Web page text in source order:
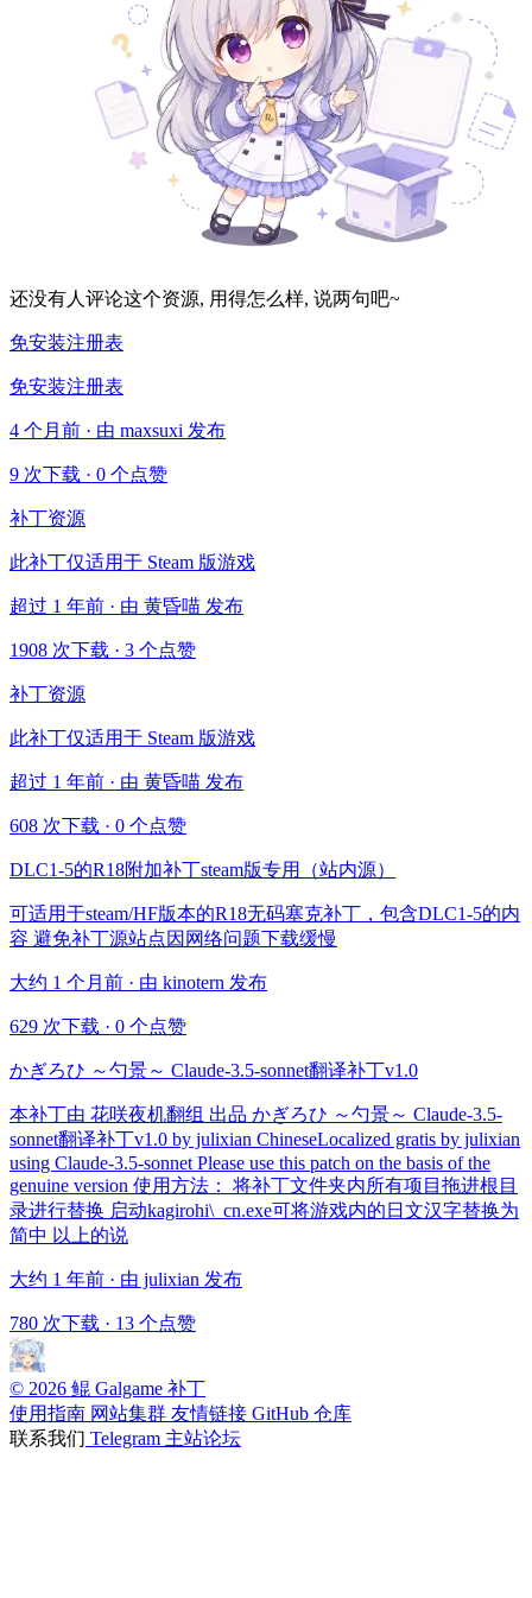
还没有人评论这个资源, 用得怎么样, 说两句吧~
免安装注册表
免安装注册表
4 个月前 · 由 maxsuxi 发布
9 次下载 · 0 个点赞
补丁资源
此补丁仅适用于 Steam 版游戏
超过 1 年前 · 由 黄昏喵 发布
1908 次下载 · 3 个点赞
补丁资源
此补丁仅适用于 Steam 版游戏
超过 1 年前 · 由 黄昏喵 发布
608 次下载 · 0 个点赞
DLC1-5的R18附加补丁steam版专用（站内源）
可适用于steam/HF版本的R18无码塞克补丁，包含DLC1-5的内
容 避免补丁源站点因网络问题下载缓慢
大约 1 个月前 · 由 kinotern 发布
629 次下载 · 0 个点赞
かぎろひ ～勺景～ Claude-3.5-sonnet翻译补丁v1.0
本补丁由 花咲夜机翻组 出品 かぎろひ ～勺景～ Claude-3.5-
sonnet翻译补丁v1.0 by julixian ChineseLocalized gratis by julixian
using Claude-3.5-sonnet Please use this patch on the basis of the
genuine version 使用方法： 将补丁文件夹内所有项目拖进根目
录进行替换 启动kagirohi\_cn.exe可将游戏内的日文汉字替换为
简中 以上的说
大约 1 年前 · 由 julixian 发布
780 次下载 · 13 个点赞
© 2026 鲲 Galgame 补丁
使用指南 网站集群 友情链接 GitHub 仓库
联系我们 Telegram 主站论坛